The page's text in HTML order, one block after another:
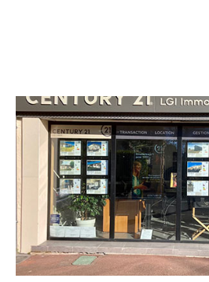
CENTURY 21
42 bis Cours
LANGON -
Envoyer un
Téléphoner à